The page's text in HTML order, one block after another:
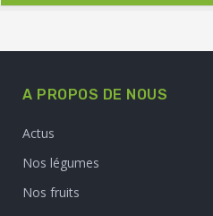
A PROPOS DE NOUS
Actus
Nos légumes
Nos fruits